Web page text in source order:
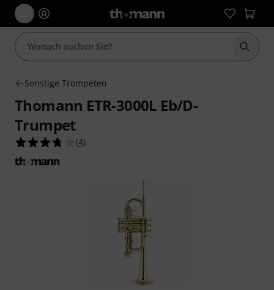
Suche
Sonstige Trompeten
Thomann ETR-3000L Eb/D-
Trumpet
3.8 von 5 Sternen aus 4 Kundenbewertungen
(4)